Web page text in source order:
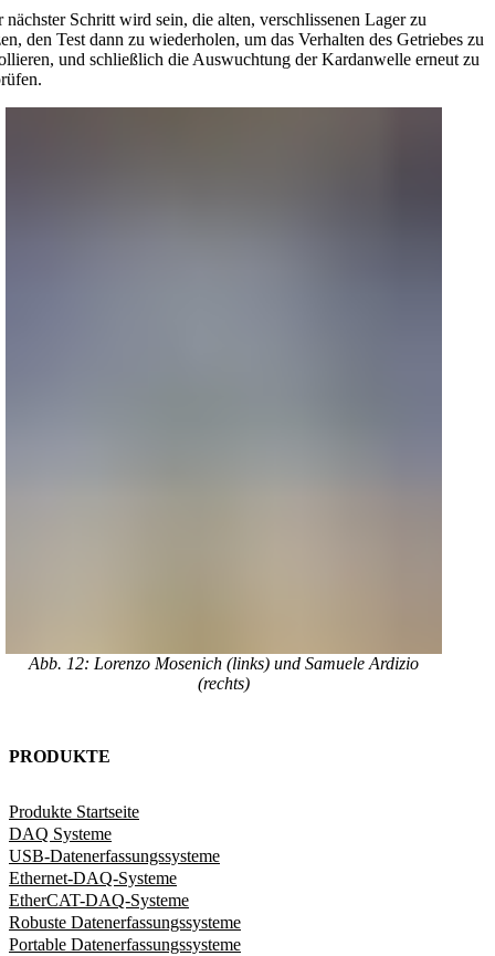
nächster Schritt wird sein, die alten, verschlissenen Lager zu
den Test dann zu wiederholen, um das Verhalten des Getriebes zu
und schließlich die Auswuchtung der Kardanwelle erneut zu
Abb. 12: Lorenzo Mosenich (links) und Samuele Ardizio
(rechts)
PRODUKTE
Produkte Startseite
DAQ Systeme
USB-Datenerfassungssysteme
Ethernet-DAQ-Systeme
EtherCAT-DAQ-Systeme
Robuste Datenerfassungssysteme
Portable Datenerfassungssysteme